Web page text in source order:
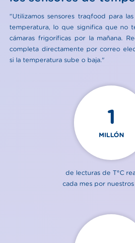
"Utilizamos sensores traqfood para
temperatura, lo que significa que no
cámaras frigoríficas por la mañana.
completa directamente por correo
si la temperatura sube o baja."
1
MILLÓN
de lecturas de T°C
cada mes por